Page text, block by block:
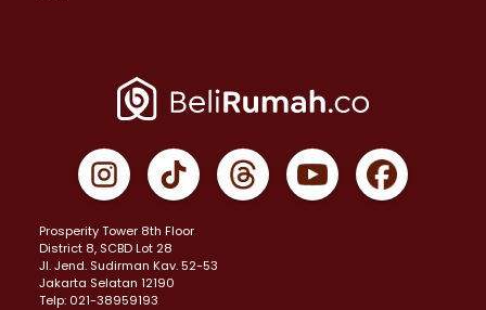
Prosperity Tower 8th Floor
District 8, SCBD Lot 28
JI. Jend. Sudirman Kav. 52-53
Jakarta Selatan 12190
Telp: 021-38959193